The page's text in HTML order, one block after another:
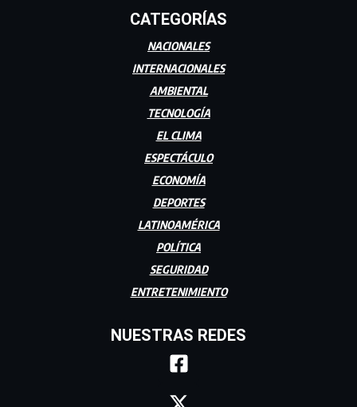
CATEGORÍAS
NACIONALES
INTERNACIONALES
AMBIENTAL
TECNOLOGÍA
EL CLIMA
ESPECTÁCULO
ECONOMÍA
DEPORTES
LATINOAMÉRICA
POLÍTICA
SEGURIDAD
ENTRETENIMIENTO
NUESTRAS REDES